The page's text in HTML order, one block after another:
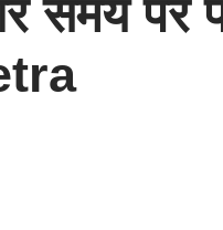
समय